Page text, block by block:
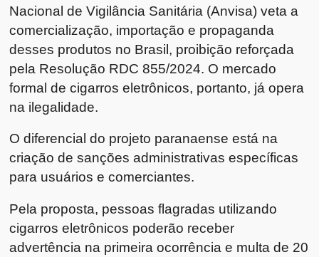
Nacional de Vigilância Sanitária (Anvisa) veta a
comercialização, importação e propaganda
desses produtos no Brasil, proibição reforçada
pela Resolução RDC 855/2024. O mercado
formal de cigarros eletrônicos, portanto, já opera
na ilegalidade.
O diferencial do projeto paranaense está na
criação de sanções administrativas específicas
para usuários e comerciantes.
Pela proposta, pessoas flagradas utilizando
cigarros eletrônicos poderão receber
advertência na primeira ocorrência e multa de 20